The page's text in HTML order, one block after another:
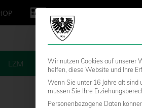
LZM FANS STADION
Wir nutzen Cookies auf unserer
helfen, diese Website und Ihre
Wenn Sie unter 16 Jahre alt
müssen Sie Ihre
Personenbezogene Daten